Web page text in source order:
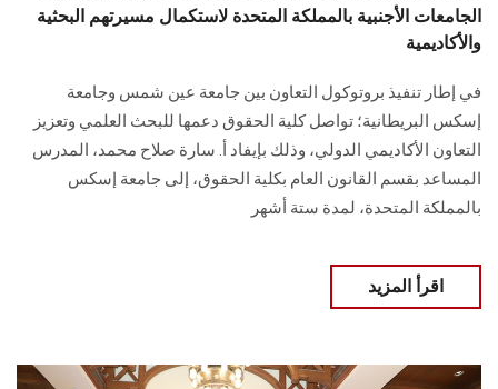
الجامعات الأجنبية بالمملكة المتحدة لاستكمال مسيرتهم البحثية
والأكاديمية
في إطار تنفيذ بروتوكول التعاون بين جامعة عين شمس وجامعة
إسكس البريطانية؛ تواصل كلية الحقوق دعمها للبحث العلمي وتعزيز
التعاون الأكاديمي الدولي، وذلك بإيفاد أ. سارة صلاح محمد، المدرس
المساعد بقسم القانون العام بكلية الحقوق، إلى جامعة إسكس
بالمملكة المتحدة، لمدة ستة أشهر
اقرأ المزيد